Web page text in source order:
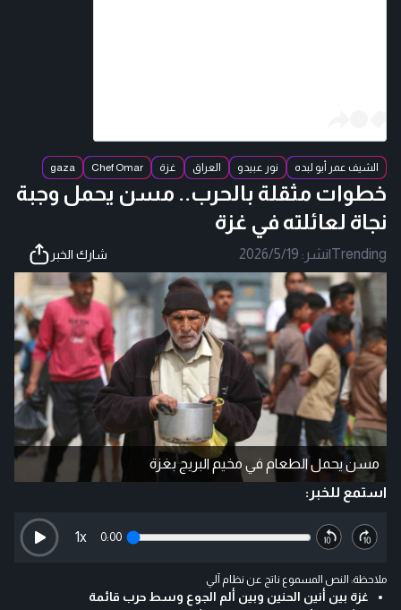
الشيف عمر أبو لبده نور عبيدو العراق غزة Chef Omar
gaza
خطوات مثقلة بالحرب.. مسن يحمل وجبة
نجاة لعائلته في غزة
Trending
|نشر: 2026/5/19 شارك الخبر
مسن يحمل الطعام في مخيم البريج بغزة
استمع للخبر:
0:00
1x
ملاحظة: النص المسموع ناتج عن نظام آلي
غزة بين أنين الحنين وبين ألم الجوع وسط حرب قائمة